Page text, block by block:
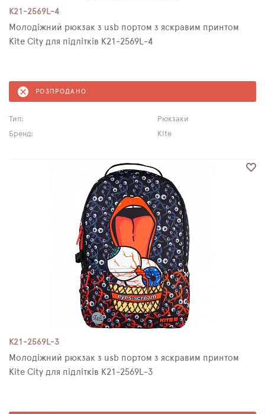
K21-2569L-4
Молодіжний рюкзак з usb портом з яскравим принтом
Kite City для підлітків K21-2569L-4
РОЗПРОДАНО
Тип:
Рюкзаки
Бренд:
Kite
K21-2569L-3
Молодіжний рюкзак з usb портом з яскравим принтом
Kite City для підлітків K21-2569L-3